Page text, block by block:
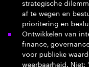
strategische
af te wegen en
prioritering en
Ontwikkelen van
finance,
voor publieke
weerbaarheid. Niet: